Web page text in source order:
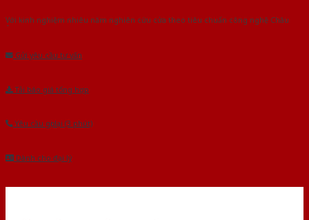
Với kinh nghiệm nhiêu năm nghiên cứu cửa theo tiêu chuẩn công nghệ Châu
Âu.Chúng tôi tự tin là nhà sản xuất & cung cấp hàng đầu tại Việt Nam!
Gửi yêu cầu tư vấn
Tải báo giá tổng hợp
Yêu cầu gọi lại (3 phút)
Dành cho đại lý